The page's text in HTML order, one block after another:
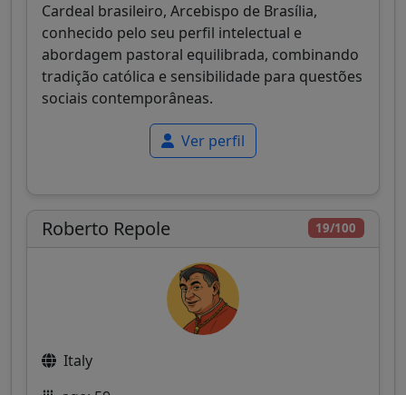
Cardeal brasileiro, Arcebispo de Brasília,
conhecido pelo seu perfil intelectual e
abordagem pastoral equilibrada, combinando
tradição católica e sensibilidade para questões
sociais contemporâneas.
Ver perfil
19/100
Roberto Repole
Italy